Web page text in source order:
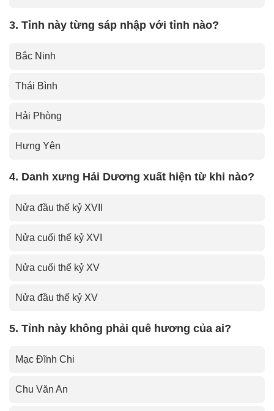
3. Tỉnh này từng sáp nhập với tỉnh nào?
Bắc Ninh
Thái Bình
Hải Phòng
Hưng Yên
4. Danh xưng Hải Dương xuất hiện từ khi nào?
Nửa đầu thế kỷ XVII
Nửa cuối thế kỷ XVI
Nửa cuối thế kỷ XV
Nửa đầu thế kỷ XV
5. Tỉnh này không phải quê hương của ai?
Mạc Đĩnh Chi
Chu Văn An